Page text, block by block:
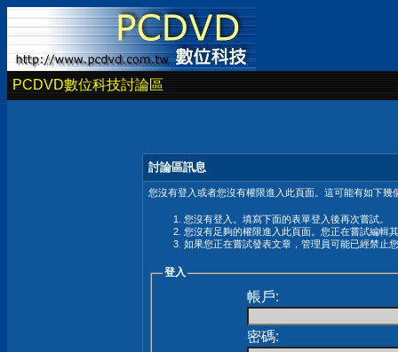
PCDVD數位科技討論區
討論區訊息
您沒有登入或者您沒有權限進入此頁面。這可能有如下幾
您沒有登入。填寫下面的表單登入後再次嘗試。
您沒有足夠的權限進入此頁面。您正在嘗試編輯
如果您正在嘗試發表文章，管理員可能已經禁止
登入
帳戶:
密碼: